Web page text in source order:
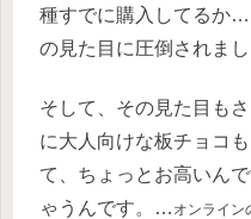
種すでに購入してるか
の見た目に圧倒されまし
そして、その見た目も
に大人向けな板チョコ
て、ちょっとお高いん
ゃうんです。… オンライ